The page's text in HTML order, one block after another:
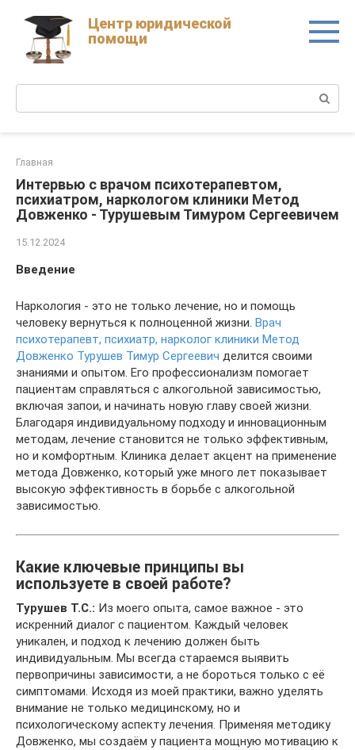
content
Центр юридической
помощи
Главная
Интервью с врачом психотерапевтом,
психиатром, наркологом клиники Метод
Довженко - Турушевым Тимуром Сергеевичем
15.12.2024
Введение
Наркология - это не только лечение, но и помощь
человеку вернуться к полноценной жизни. Врач
психотерапевт, психиатр, нарколог клиники Метод
Довженко Турушев Тимур Сергеевич делится своими
знаниями и опытом. Его профессионализм помогает
пациентам справляться с алкогольной зависимостью,
включая запои, и начинать новую главу своей жизни.
Благодаря индивидуальному подходу и инновационным
методам, лечение становится не только эффективным,
но и комфортным. Клиника делает акцент на применение
метода Довженко, который уже много лет показывает
высокую эффективность в борьбе с алкогольной
зависимостью.
Какие ключевые принципы вы
используете в своей работе?
Турушев Т.С.: Из моего опыта, самое важное - это
искренний диалог с пациентом. Каждый человек
уникален, и подход к лечению должен быть
индивидуальным. Мы всегда стараемся выявить
первопричины зависимости, а не бороться только с её
симптомами. Исходя из моей практики, важно уделять
внимание не только медицинскому, но и
психологическому аспекту лечения. Применяя методику
Довженко, мы создаём у пациента мощную мотивацию к